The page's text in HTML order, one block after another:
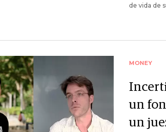
de vida de
MONEY
un
un